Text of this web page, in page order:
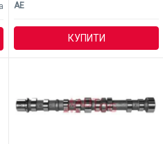
AE
КУПИТИ